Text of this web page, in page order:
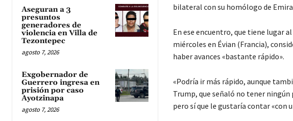
Aseguran a 3
presuntos
generadores de
violencia en Villa de
Tezontepec
agosto 7, 2026
Exgobernador de
Guerrero ingresa en
prisión por caso
Ayotzinapa
agosto 7, 2026
bilateral con su homólogo de
En ese encuentro, que tiene lugar
miércoles en Évian (Francia),
haber avances «bastante rápido».
«Podría ir más rápido, aunque
Trump, que señaló no tener
pero sí que le gustaría contar «con